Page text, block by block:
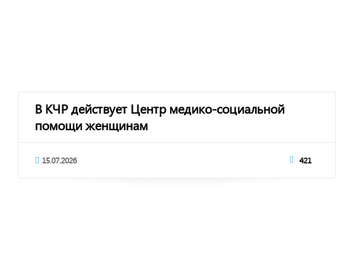
В КЧР действует Центр медико-социальной
помощи женщинам
15.07.2026 421